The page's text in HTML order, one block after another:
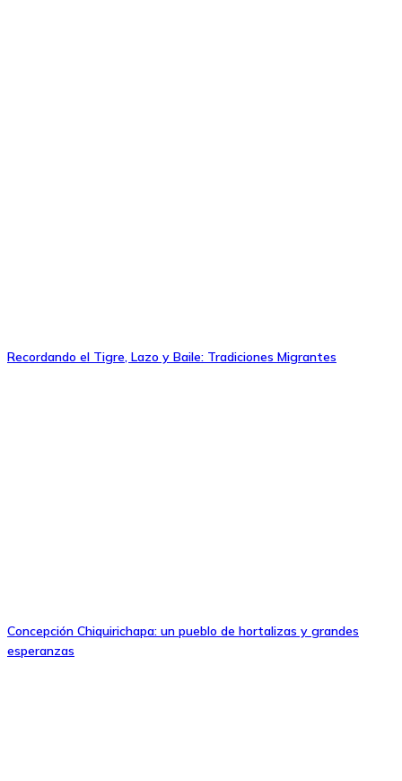
Recordando el Tigre, Lazo y Baile: Tradiciones Migrantes
Concepción Chiquirichapa: un pueblo de hortalizas y grandes
esperanzas